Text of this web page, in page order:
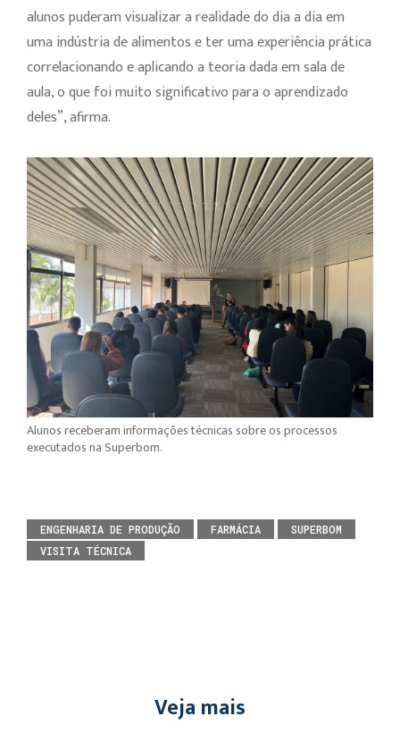
alunos puderam visualizar a realidade do dia a dia em
uma indústria de alimentos e ter uma experiência prática
correlacionando e aplicando a teoria dada em sala de
aula, o que foi muito significativo para o aprendizado
deles”, afirma.
Alunos receberam informações técnicas sobre os processos
executados na Superbom.
ENGENHARIA DE PRODUÇÃO FARMÁCIA
SUPERBOM
VISITA TÉCNICA
Veja mais